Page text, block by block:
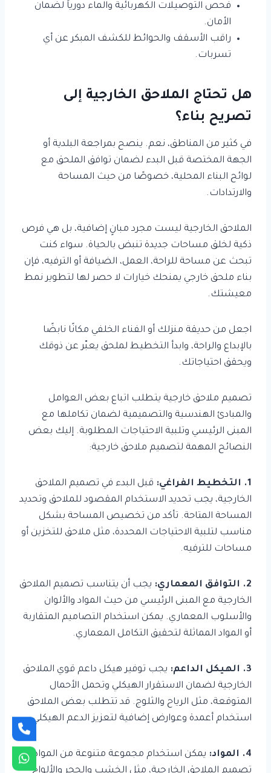
فحص التوصيلات الكهربائية والماء دورياً لضمان
الأمان.
راقب الأسقف والحوائط للكشف المبكر عن أي
تسربات.
هل تحتاج الملاحق الخارجية إلى
تصريح بناء؟
في كثير من المناطق، نعم. ينصح بمراجعة البلدية أو
الجهة المختصة قبل البدء لضمان توافق الملحق مع
لوائح البناء المحلية، خصوصًا من حيث المساحة
والارتدادات.
الملاحق الخارجية ليست مجرد مبانٍ إضافية، بل هي فرص
ذكية لخلق مساحات جديدة تنبض بالحياة. سواء كنت
تبحث عن مساحة للراحة، العمل، الضيافة أو الترفيه، فإن
بناء ملحق خارجي يمنحك خيارات لا حصر لها لتطوير نمط
معيشتك.
اجعل من حديقة منزلك أو الفناء الخلفي مكانًا نابضًا
بالإبداع والراحة، وابدأ التخطيط لملحق يعبّر عن ذوقك
ويحقق احتياجاتك.
تصميم ملاحق خارجية يتطلب اتباع بعض العوامل
والمبادئ الهندسية والتصميمية لضمان تكاملها مع
المبنى الرئيسي وتلبية الاحتياجات المطلوبة. إليك بعض
النصائح المهمة لتصميم ملاحق خارجية:
1. التخطيط الفراغي:
قبل البدء في تصميم الملاحق
الخارجية، يجب تحديد الاستخدام المقصود للملاحق وتحديد
المساحة المتاحة. تأكد من تخصيص المساحة بشكل
مناسب لتلبية الاحتياجات المحددة، مثل ملاحق للتخزين أو
مساحات للترفيه.
2. التوافق المعماري:
يجب أن يتناسب تصميم الملاحق
الخارجية مع المبنى الرئيسي من حيث المواد والألوان
والأسلوب المعماري. يمكن استخدام التصاميم المتقاربة
أو المواد المماثلة لتحقيق التكامل المعماري.
3. الهيكل الداعم:
يجب توفير هيكل داعم قوي الملاحق
الخارجية لضمان الاستقرار الهيكلي وتحمل الأحمال
المتوقعة، مثل الرياح والثلوج. قد تتطلب بعض الملاحق
استخدام أعمدة وعوارض إضافية لتعزيز الدعم الهيكلي.
4. المواد:
يمكن استخدام مجموعة متنوعة من المواد في
تصميم الملاحق الخارجية، مثل الخشب والحجر والألواح